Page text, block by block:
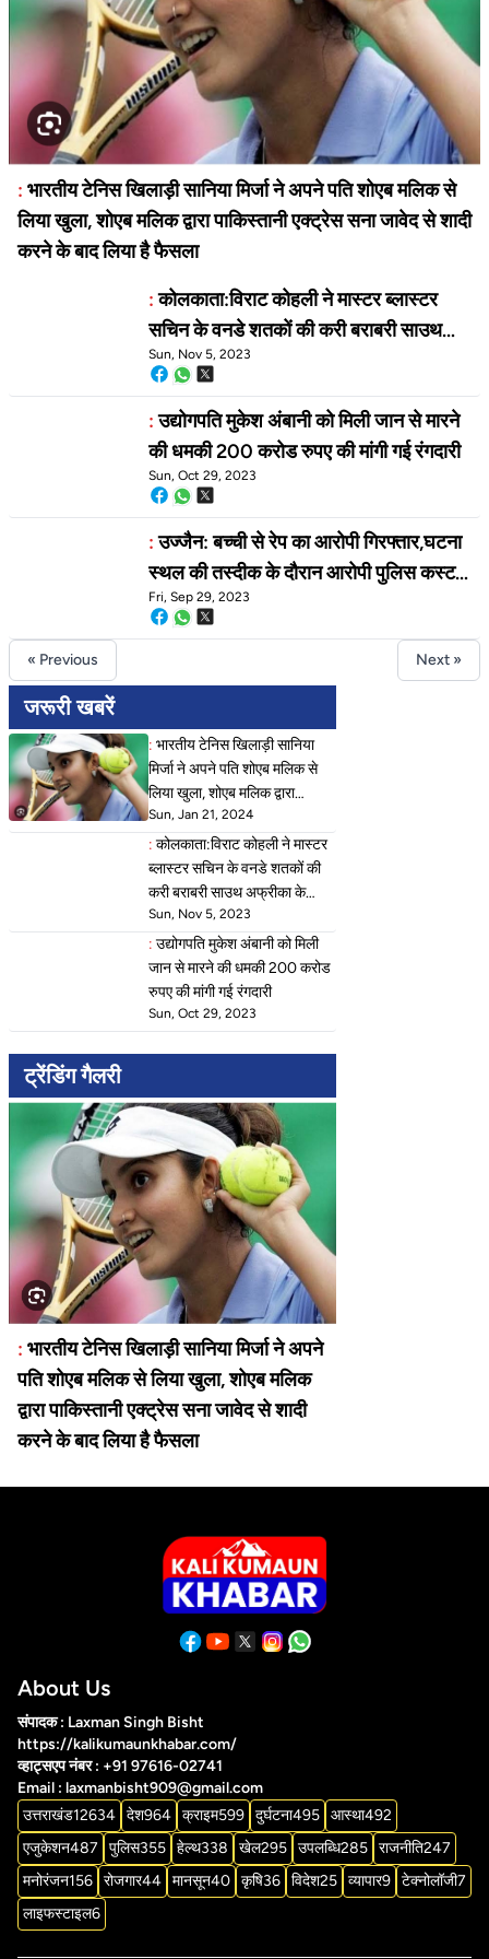
: भारतीय टेनिस खिलाड़ी सानिया मिर्जा ने अपने पति शोएब मलिक से
लिया खुला, शोएब मलिक द्वारा पाकिस्तानी एक्ट्रेस सना जावेद से शादी
करने के बाद लिया है फैसला
:कोलकाता:विराट कोहली ने मास्टर ब्लास्टर
सचिन के वनडे शतकों की करी बराबरी साउथ
अफ्रीका के खिलाफ ठोका 49 वां वनडे शतक
Sun, Nov 5, 2023
:उद्योगपति मुकेश अंबानी को मिली जान से मारने
की धमकी 200 करोड रुपए की मांगी गई रंगदारी
Sun, Oct 29, 2023
:उज्जैन: बच्ची से रेप का आरोपी गिरफ्तार,घटना
स्थल की तस्दीक के दौरान आरोपी पुलिस कस्टडी
से भागा था,पकड़ने के दौरान झडप में आरोपी और
दो पुलिस कर्मी घायल,महाकाल थाने के टीआई ने
Fri, Sep 29, 2023
« Previous Next »
जरूरी खबरें
: भारतीय टेनिस खिलाड़ी सानिया
मिर्जा ने अपने पति शोएब मलिक से
लिया खुला, शोएब मलिक द्वारा
पाकिस्तानी एक्ट्रेस सना जावेद से
शादी करने के बाद लिया है फैसला
Sun, Jan 21, 2024
: कोलकाता:विराट कोहली ने मास्टर
ब्लास्टर सचिन के वनडे शतकों की
करी बराबरी साउथ अफ्रीका के
खिलाफ ठोका 49 वां वनडे शतक
Sun, Nov 5, 2023
: उद्योगपति मुकेश अंबानी को मिली
जान से मारने की धमकी 200 करोड
रुपए की मांगी गई रंगदारी
Sun, Oct 29, 2023
ट्रेंडिंग गैलरी
: भारतीय टेनिस खिलाड़ी सानिया मिर्जा ने अपने
पति शोएब मलिक से लिया खुला, शोएब मलिक
द्वारा पाकिस्तानी एक्ट्रेस सना जावेद से शादी
करने के बाद लिया है फैसला
About Us
संपादक : Laxman Singh Bisht
https://kalikumaunkhabar.com/
व्हाट्सएप नंबर : +91 97616-02741
Email : laxmanbisht909@gmail.com
उत्तराखंड12634 देश964 क्राइम599 दुर्घटना495 आस्था492
एजुकेशन487 पुलिस355 हेल्थ338 खेल295 उपलब्धि285 राजनीति247
मनोरंजन156 रोजगार44 मानसून40 कृषि36 विदेश25 व्यापार9 टेक्नोलॉजी7
लाइफस्टाइल6